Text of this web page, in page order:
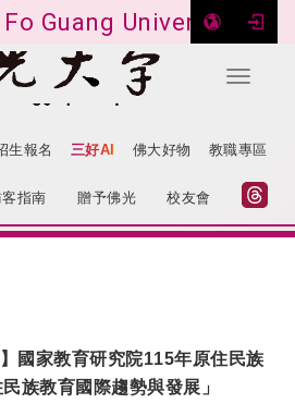
Guang University
Toggle
生報名 三好AI 佛大好物 教職專區
指南 贈予佛光 校友會
】國家教育研究院115年原住民族
族教育國際趨勢與發展」